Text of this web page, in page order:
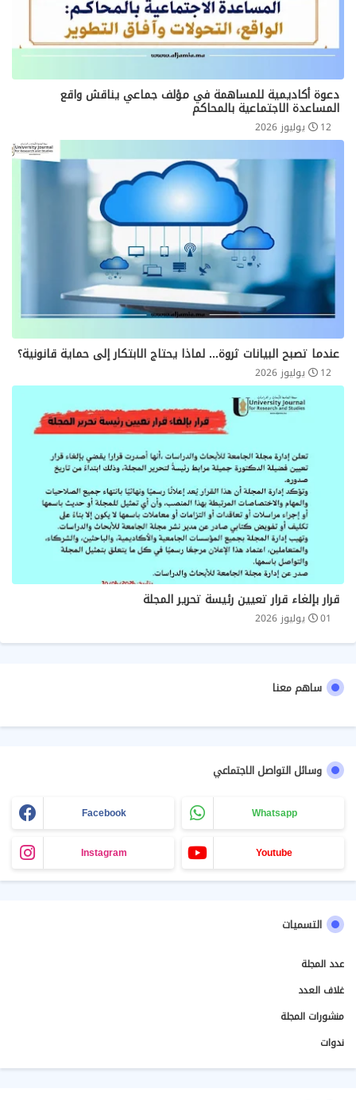
دعوة أكاديمية للمساهمة في مؤلف جماعي يناقش واقع
المساعدة الاجتماعية بالمحاكم
12 يوليوز 2026
عندما تصبح البيانات ثروة... لماذا يحتاج الابتكار إلى حماية قانونية؟
12 يوليوز 2026
قرار بإلغاء قرار تعيين رئيسة تحرير المجلة
01 يوليوز 2026
ساهم معنا
وسائل التواصل الاجتماعي
Facebook Whatsapp
Instagram Youtube
التسميات
عدد المجلة
غلاف العدد
منشورات المجلة
ندوات